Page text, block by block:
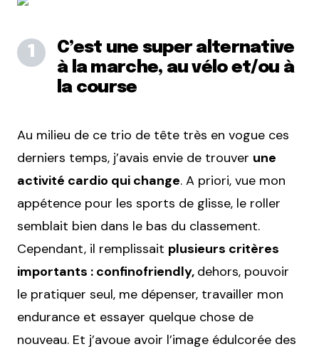
C’est une super alternative
à la marche, au vélo et/ou à
la course
Au milieu de ce trio de tête très en vogue ces
derniers temps, j’avais envie de trouver une
activité cardio qui change. A priori, vue mon
appétence pour les sports de glisse, le roller
semblait bien dans le bas du classement.
Cependant, il remplissait plusieurs critères
importants : confinofriendly, dehors, pouvoir
le pratiquer seul, me dépenser, travailler mon
endurance et essayer quelque chose de
nouveau. Et j’avoue avoir l’image édulcorée des